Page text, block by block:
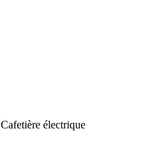
Cafetière électrique